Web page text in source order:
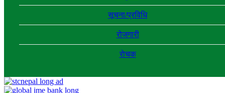
सूचना/प्रविधि
रोजगारी
राेचक